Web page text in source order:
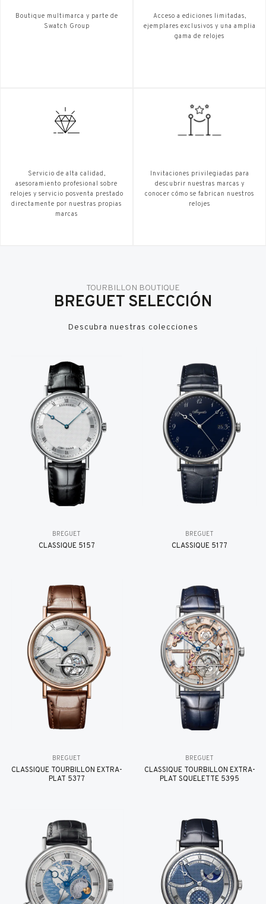
Boutique multimarca y parte de
Swatch Group
Acceso a ediciones limitadas,
ejemplares exclusivos y una amplia
gama de relojes
Servicio de alta calidad,
asesoramiento profesional sobre
relojes y servicio posventa prestado
directamente por nuestras propias
marcas
Invitaciones privilegiadas para
descubrir nuestras marcas y
conocer cómo se fabrican nuestros
relojes
TOURBILLON BOUTIQUE
BREGUET SELECCIÓN
Descubra nuestras colecciones
BREGUET
CLASSIQUE 5157
BREGUET
CLASSIQUE 5177
BREGUET
CLASSIQUE TOURBILLON EXTRA-
PLAT 5377
BREGUET
CLASSIQUE TOURBILLON EXTRA-
PLAT SQUELETTE 5395